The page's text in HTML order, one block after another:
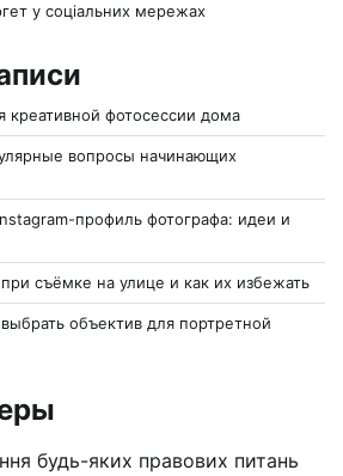
у соціальних мережах
креативной фотосессии дома
вопросы начинающих
профиль фотографа: идеи и
съёмке на улице и как их избежать
объектив для портретной
будь-яких правових питань